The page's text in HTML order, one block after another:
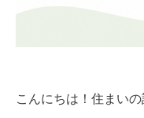
こんにちは！住まい